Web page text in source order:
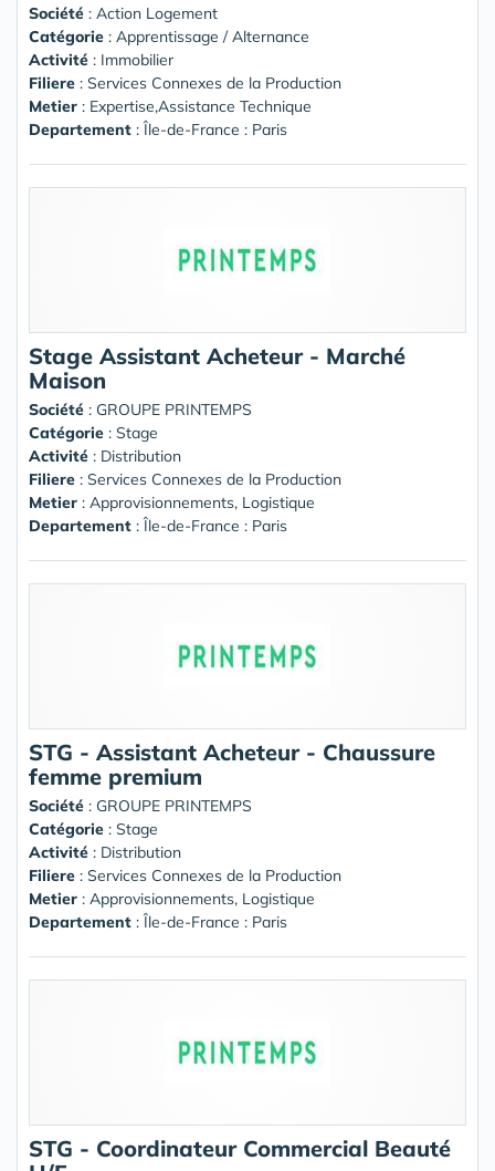
Société : Action Logement
Catégorie : Apprentissage / Alternance
Activité : Immobilier
Filiere : Services Connexes de la Production
Metier : Expertise,Assistance Technique
Departement : Île-de-France : Paris
Stage Assistant Acheteur - Marché
Maison
Société : GROUPE PRINTEMPS
Catégorie : Stage
Activité : Distribution
Filiere : Services Connexes de la Production
Metier : Approvisionnements, Logistique
Departement : Île-de-France : Paris
STG - Assistant Acheteur - Chaussure
femme premium
Société : GROUPE PRINTEMPS
Catégorie : Stage
Activité : Distribution
Filiere : Services Connexes de la Production
Metier : Approvisionnements, Logistique
Departement : Île-de-France : Paris
STG - Coordinateur Commercial Beauté